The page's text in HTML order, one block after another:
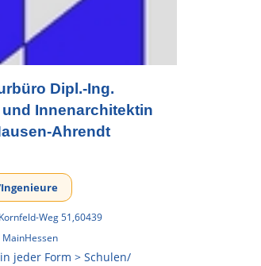
Dipl.-Ing.
Innenarchitektin
Ahrendt
Weg 51,60439
MainHessen
jeder Form > Schulen/